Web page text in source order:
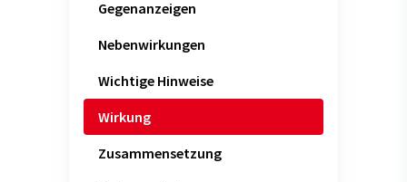
Gegenanzeigen
Nebenwirkungen
Wichtige Hinweise
Wirkung
Zusammensetzung